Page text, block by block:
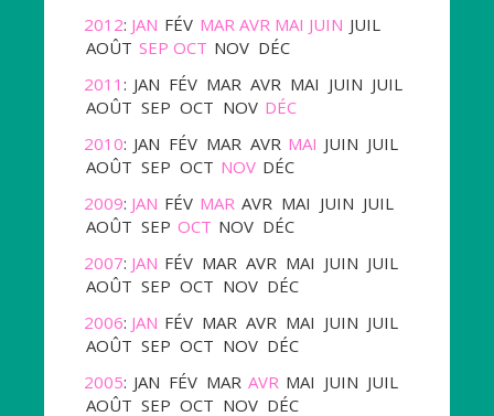
2012: JAN FÉV MAR AVR MAI JUIN JUIL
AOÛT SEP OCT NOV DÉC
2011 : JAN FÉV MAR AVR MAI JUIN JUIL
AOÛT SEP OCT NOV DÉC
2010: JAN FÉV MAR AVR MAI JUIN JUIL
AOÛT SEP OCT NOV DÉC
2009: JAN FÉV MAR AVR MAI JUIN JUIL
AOÛT SEP OCT NOV DÉC
2007: JAN FÉV MAR AVR MAI JUIN JUIL
AOÛT SEP OCT NOV DÉC
2006: JAN FÉV MAR AVR MAI JUIN JUIL
AOÛT SEP OCT NOV DÉC
2005: JAN FÉV MAR AVR MAI JUIN JUIL
AOÛT SEP OCT NOV DÉC